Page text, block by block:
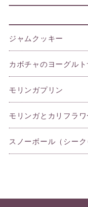
ジャムクッキー
カボチャのヨーグル
モリンガプリン
モリンガとカリフラ
スノーボール（シーク